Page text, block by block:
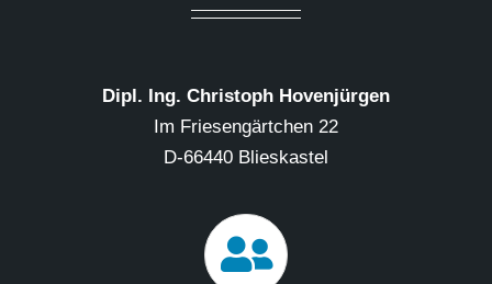
Dipl. Ing. Christoph Hovenjürgen
Im Friesengärtchen 22
D-66440 Blieskastel